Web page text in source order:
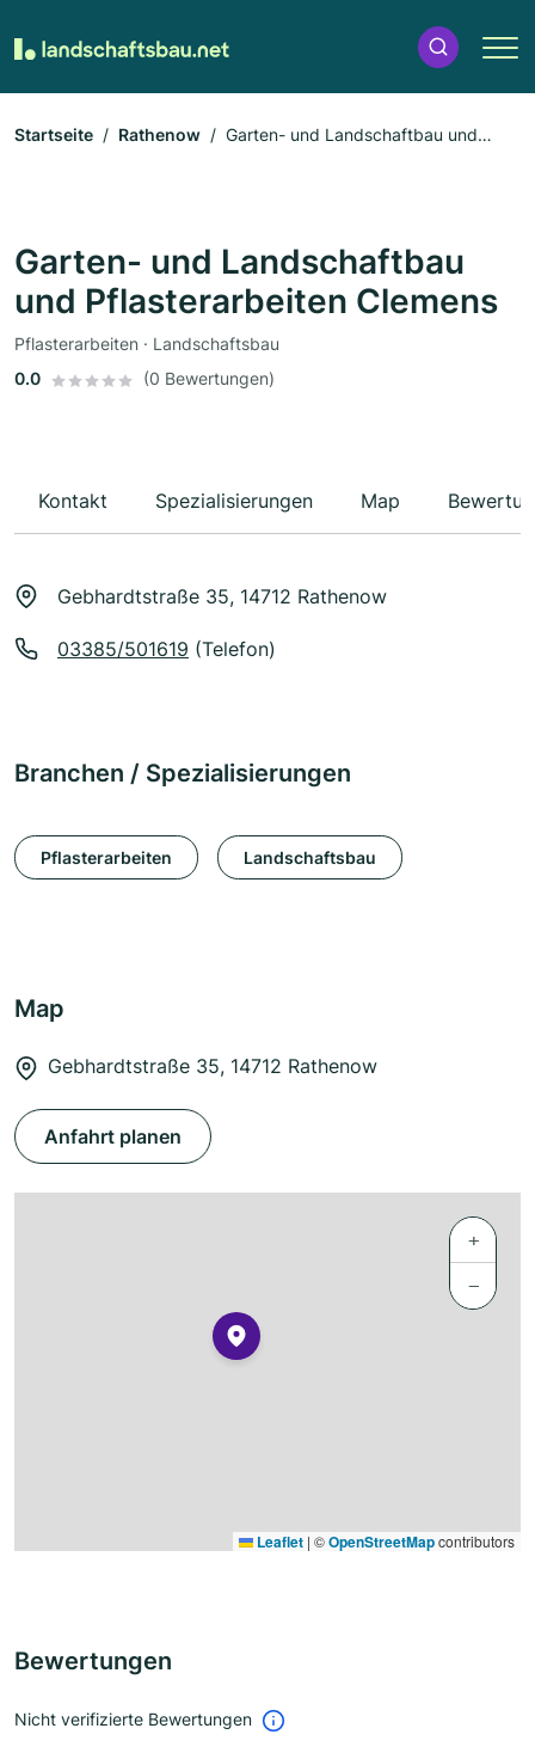
Startseite Rathenow
Garten- und Landschaftbau und
Garten- und Landschaftbau
und Pflasterarbeiten Clemens
Pflasterarbeiten · Landschaftsbau
0.0
(0 Bewertungen)
Kontakt Spezialisierungen Map
Gebhardtstraße 35, 14712 Rathenow
03385/501619 (Telefon)
Branchen / Spezialisierungen
Pflasterarbeiten Landschaftsbau
Map
Gebhardtstraße 35, 14712 Rathenow
Anfahrt planen
+
−
Leaflet | ©OpenStreetMapcontributors
Bewertungen
Nicht verifizierte Bewertungen